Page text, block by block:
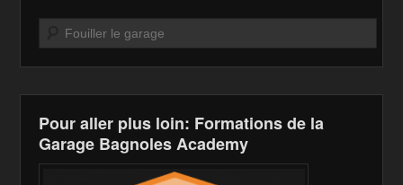
o
o
k
n
W
is
h
Li
st
n
k
Recherche
Pour aller plus loin: Formations de la
Garage Bagnoles Academy